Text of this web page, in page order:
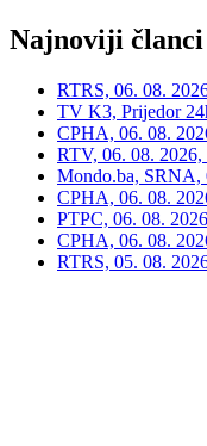
Najnoviji članci
RTRS, 06. 08.
TV K3, Prijedor
СРНА, 06. 08.
RTV, 06. 08. 2026,
Mondo.ba, SRNA,
СРНА, 06. 08.
РТРС, 06. 08.
СРНА, 06. 08.
RTRS, 05. 08.